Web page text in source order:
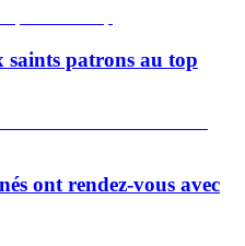
saints patrons au top
ont rendez-vous avec